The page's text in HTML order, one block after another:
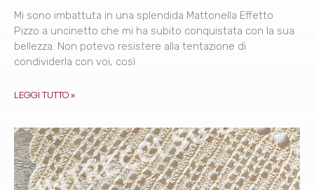
Mi sono imbattuta in una splendida Mattonella Effetto
Pizzo a uncinetto che mi ha subito conquistata con la sua
bellezza. Non potevo resistere alla tentazione di
condividerla con voi, così
LEGGI TUTTO »